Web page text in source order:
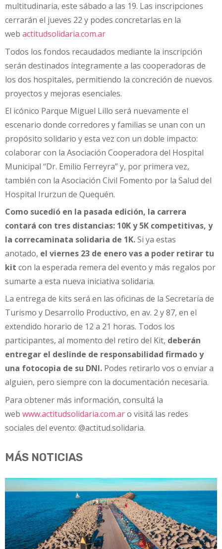
multitudinaria, este sábado a las 19. Las inscripciones
cerrarán el jueves 22 y podes concretarlas en la
web actitudsolidaria.com.ar
Todos los fondos recaudados mediante la inscripción
serán destinados íntegramente a las cooperadoras de
los dos hospitales, permitiendo la concreción de nuevos
proyectos y mejoras esenciales.
El icónico Parque Miguel Lillo será nuevamente el
escenario donde corredores y familias se unan con un
propósito solidario y esta vez con un doble impacto:
colaborar con la Asociación Cooperadora del Hospital
Municipal “Dr. Emilio Ferreyra” y, por primera vez,
también con la Asociación Civil Fomento por la Salud del
Hospital Irurzun de Quequén.
Como sucedió en la pasada edición, la carrera
contará con tres distancias: 10K y 5K competitivas, y
la correcaminata solidaria de 1K.Si ya estas
anotado, el viernes 23 de enero vas a poder retirar tu
kit con la esperada remera del evento y más regalos por
sumarte a esta nueva iniciativa solidaria.
La entrega de kits será en las oficinas de la Secretaría de
Turismo y Desarrollo Productivo, en av. 2 y 87, en el
extendido horario de 12 a 21 horas. Todos los
participantes, al momento del retiro del Kit, deberán
entregar el deslinde de responsabilidad firmado y
una fotocopia de su DNI. Podes retirarlo vos o enviar a
alguien, pero siempre con la documentación necesaria.
Para obtener más información, consultá la
web www.actitudsolidaria.com.aro visitá las redes
sociales del evento: @actitud.solidaria.
MÁS NOTICIAS